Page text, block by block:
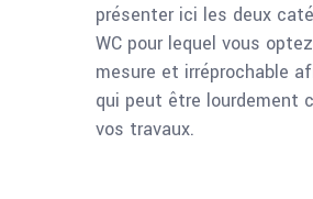
présenter ici les deux
WC pour lequel vous
mesure et irréprochable
qui peut être lourdement
vos travaux.